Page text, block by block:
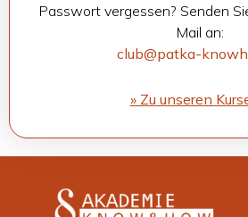
Pass­wort ver­ges­sen? Sen­den
Mail an:
club@patka-
» Zu unse­ren